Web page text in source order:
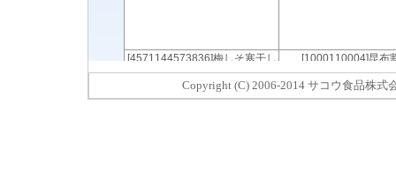
Copyright (C) 2006-2014 サコウ食品株式